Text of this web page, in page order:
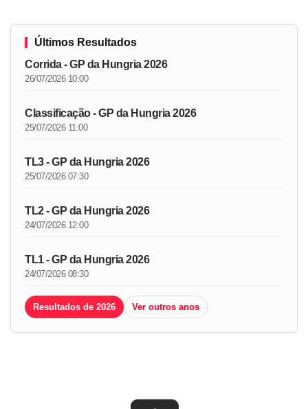
Últimos Resultados
Corrida - GP da Hungria 2026
26/07/2026 10:00
Classificação - GP da Hungria 2026
25/07/2026 11:00
TL3 - GP da Hungria 2026
25/07/2026 07:30
TL2 - GP da Hungria 2026
24/07/2026 12:00
TL1 - GP da Hungria 2026
24/07/2026 08:30
Resultados de 2026 Ver outros anos